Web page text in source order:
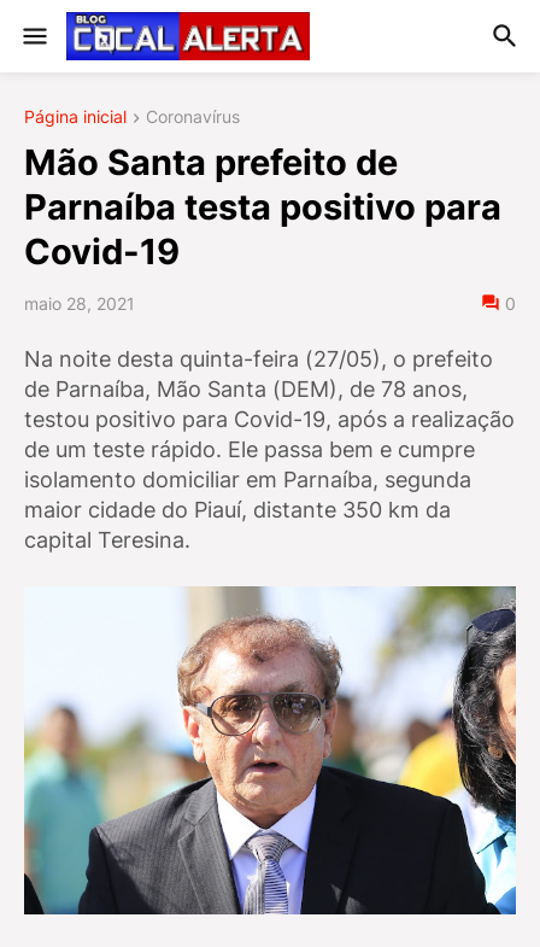
Página inicial Coronavírus
Mão Santa prefeito de
Parnaíba testa positivo para
Covid-19
maio 28, 2021 0
Na noite desta quinta-feira (27/05), o prefeito
de Parnaíba, Mão Santa (DEM), de 78 anos,
testou positivo para Covid-19, após a realização
de um teste rápido. Ele passa bem e cumpre
isolamento domiciliar em Parnaíba, segunda
maior cidade do Piauí, distante 350 km da
capital Teresina.